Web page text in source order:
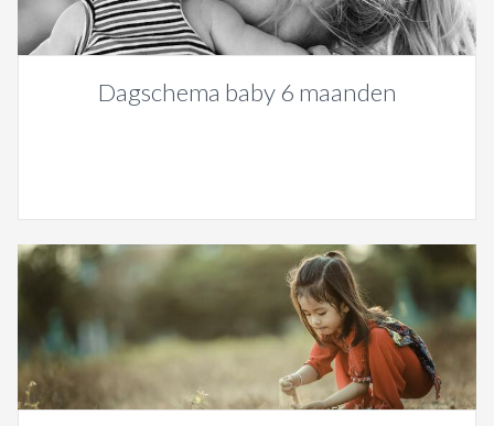
Dagschema baby 6 maanden